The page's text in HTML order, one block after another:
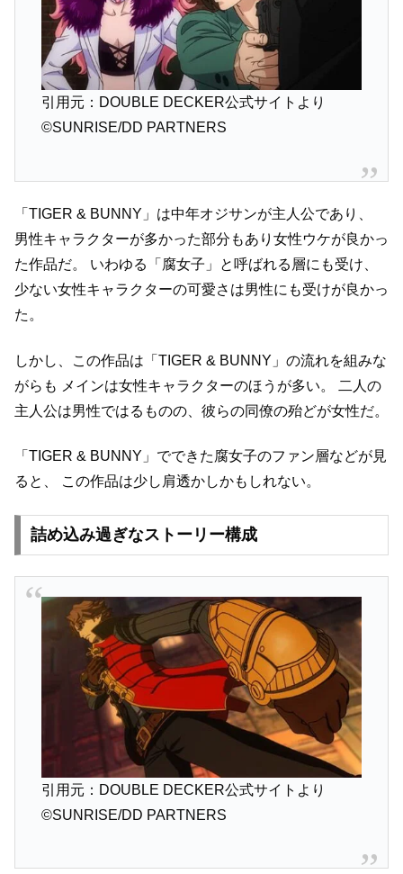
引用元：DOUBLE DECKER公式サイトより
©SUNRISE/DD PARTNERS
「TIGER & BUNNY」は中年オジサンが主人公であり、
男性キャラクターが多かった部分もあり女性ウケが良かっ
た作品だ。
いわゆる「腐女子」と呼ばれる層にも受け、
少ない女性キャラクターの可愛さは男性にも受けが良かっ
た。
しかし、この作品は「TIGER & BUNNY」の流れを組みな
がらも メインは女性キャラクターのほうが多い。
二人の
主人公は男性ではるものの、彼らの同僚の殆どが女性だ。
「TIGER & BUNNY」でできた腐女子のファン層などが見
ると、
この作品は少し肩透かしかもしれない。
詰め込み過ぎなストーリー構成
引用元：DOUBLE DECKER公式サイトより
©SUNRISE/DD PARTNERS